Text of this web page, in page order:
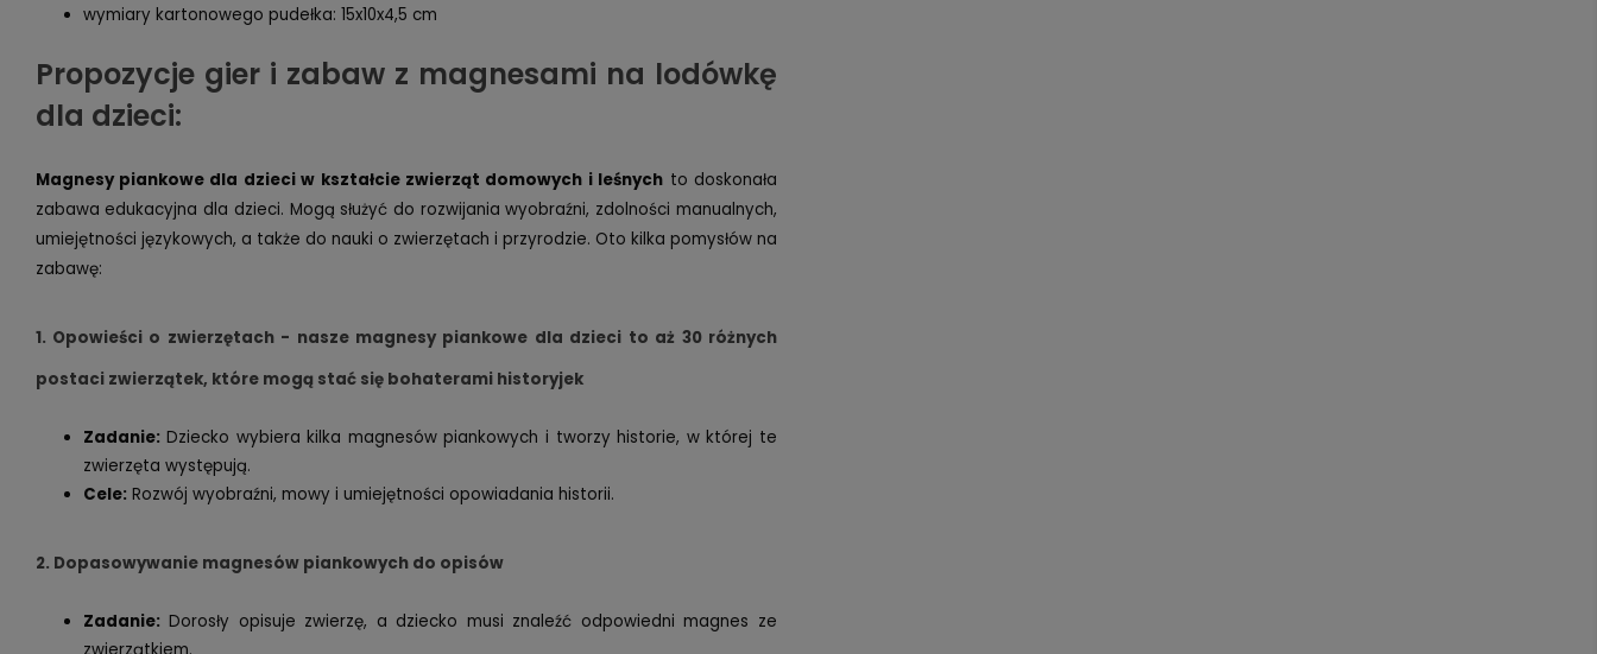
wymiary kartonowego pudełka: 15x10x4,5 cm
Propozycje gier i zabaw z magnesami na lodówkę
dla dzieci:
Magnesy piankowe dla dzieci w kształcie zwierząt domowych i leśnych to doskonała
zabawa edukacyjna dla dzieci. Mogą służyć do rozwijania wyobraźni, zdolności manualnych,
umiejętności językowych, a także do nauki o zwierzętach i przyrodzie. Oto kilka pomysłów na
zabawę:
1. Opowieści o zwierzętach - nasze magnesy piankowe dla dzieci to aż 30 różnych
postaci zwierzątek, które mogą stać się bohaterami historyjek
Zadanie: Dziecko wybiera kilka magnesów piankowych i tworzy historie, w której te
zwierzęta występują.
Cele: Rozwój wyobraźni, mowy i umiejętności opowiadania historii.
2. Dopasowywanie magnesów piankowych do opisów
Zadanie: Dorosły opisuje zwierzę, a dziecko musi znaleźć odpowiedni magnes ze